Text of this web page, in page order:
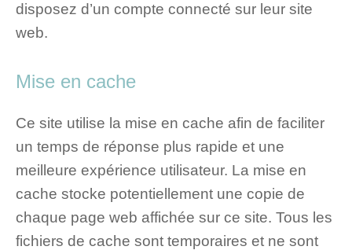
disposez d’un compte connecté sur leur site
web.
Mise en cache
Ce site utilise la mise en cache afin de faciliter
un temps de réponse plus rapide et une
meilleure expérience utilisateur. La mise en
cache stocke potentiellement une copie de
chaque page web affichée sur ce site. Tous les
fichiers de cache sont temporaires et ne sont